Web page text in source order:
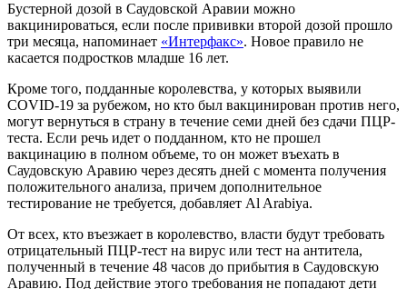
Бустерной дозой в Саудовской Аравии можно
вакцинироваться, если после прививки второй дозой прошло
три месяца, напоминает «Интерфакс». Новое правило не
касается подростков младше 16 лет.
Кроме того, подданные королевства, у которых выявили
COVID-19 за рубежом, но кто был вакцинирован против него,
могут вернуться в страну в течение семи дней без сдачи ПЦР-
теста. Если речь идет о подданном, кто не прошел
вакцинацию в полном объеме, то он может въехать в
Саудовскую Аравию через десять дней с момента получения
положительного анализа, причем дополнительное
тестирование не требуется, добавляет Al Arabiya.
От всех, кто въезжает в королевство, власти будут требовать
отрицательный ПЦР-тест на вирус или тест на антитела,
полученный в течение 48 часов до прибытия в Саудовскую
Аравию. Под действие этого требования не попадают дети